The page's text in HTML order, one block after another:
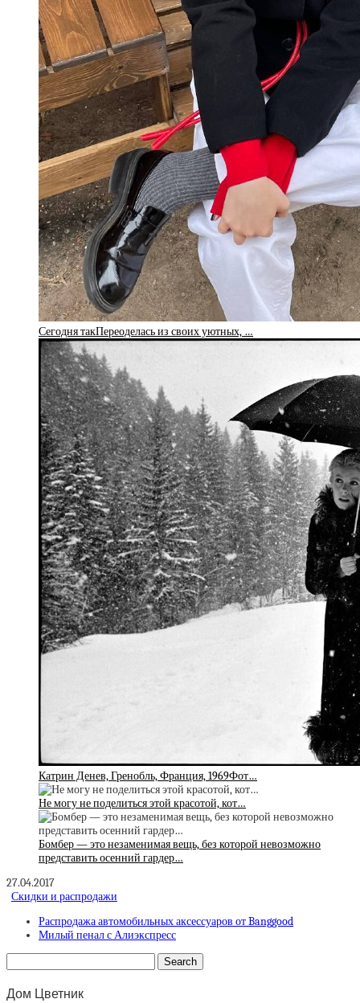
Сегодня такПереоделась из своих уютных, …
Катрин Денев, Гренобль, Франция, 1969Фот…
Не могу не поделиться этой красотой, кот…
Бомбер — это незаменимая вещь, без которой невозможно
представить осенний гардер…
27.04.2017
Скидки и распродажи
Распродажа автомобильных аксессуаров от Banggood
Милый пенал с Алиэкспресс
Дом Цветник